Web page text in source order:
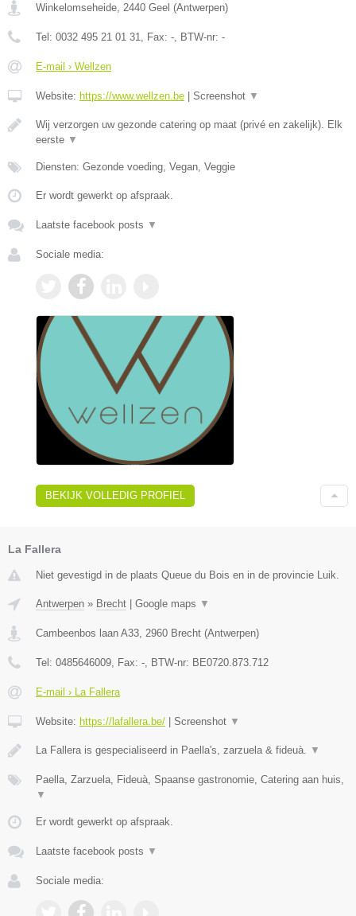
Winkelomseheide, 2440 Geel (Antwerpen)
Tel: 0032 495 21 01 31, Fax: -, BTW-nr: -
E-mail › Wellzen
Website: https://www.wellzen.be Screenshot ▼
Wij verzorgen uw gezonde catering op maat (privé en zakelijk). Elk
eerste ▼
Diensten: Gezonde voeding, Vegan, Veggie
Er wordt gewerkt op afspraak.
Laatste facebook posts ▼
Sociale media:
BEKIJK VOLLEDIG PROFIEL
La Fallera
Niet gevestigd in de plaats Queue du Bois en in de provincie Luik.
Antwerpen » Brecht Google maps ▼
Cambeenbos laan A33, 2960 Brecht (Antwerpen)
Tel: 0485646009, Fax: -, BTW-nr: BE0720.873.712
E-mail › La Fallera
Website: https://lafallera.be/ Screenshot ▼
La Fallera is gespecialiseerd in Paella's, zarzuela & fideuà. ▼
Paella, Zarzuela, Fideuà, Spaanse gastronomie, Catering aan huis,
▼
Er wordt gewerkt op afspraak.
Laatste facebook posts ▼
Sociale media: